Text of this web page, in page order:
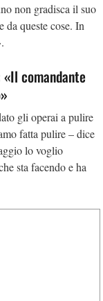
non gradisca il suo
queste cose. In
comandante
gli operai a pulire
fatta pulire – dice
lo voglio
sta facendo e ha